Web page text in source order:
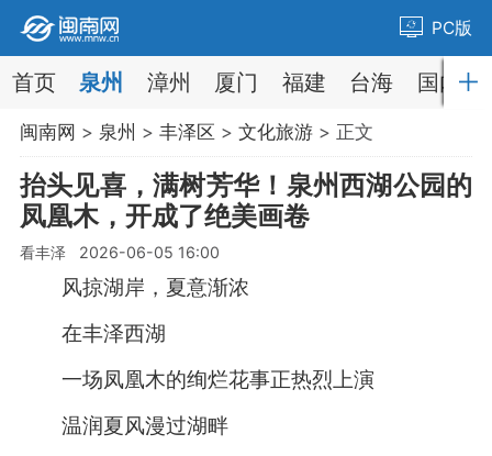
PC版
首页 泉州 漳州 厦门 福建 台海 国内
闽南网 > 泉州 > 丰泽区 > 文化旅游> 正文
抬头见喜，满树芳华！泉州西湖公园的
凤凰木，开成了绝美画卷
看丰泽 2026-06-05 16:00
风掠湖岸，夏意渐浓
在丰泽西湖
一场凤凰木的绚烂花事正热烈上演
温润夏风漫过湖畔